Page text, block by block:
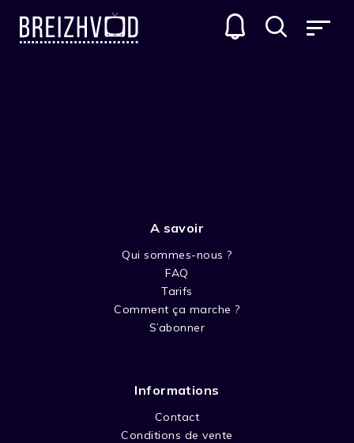
A savoir
Qui sommes-nous ?
FAQ
Tarifs
Comment ça marche ?
S’abonner
Informations
Contact
Conditions de vente